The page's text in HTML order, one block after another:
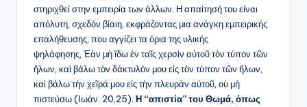
στηριχθεί στην εμπειρία των άλλων. Η απαίτησή του είναι
απόλυτη, σχεδόν βίαιη, εκφράζοντας μια ανάγκη εμπειρικής
επαλήθευσης, που αγγίζει τα όρια της υλικής
ψηλάφησης, Ἐὰν μὴ ἴδω ἐν ταῖς χερσὶν αὐτοῦ τὸν τύπον τῶν
ἥλων, καὶ βάλω τὸν δάκτυλόν μου εἰς τὸν τύπον τῶν ἥλων,
καὶ βάλω τὴν χεῖρά μου εἰς τὴν πλευρὰν αὐτοῦ, οὐ μὴ
πιστεύσω (Ιωάν. 20,25). Η “απιστία” του Θωμά, όπως